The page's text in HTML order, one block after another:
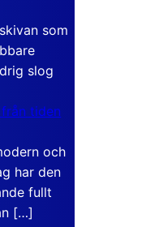
som
slog
tiden
och
har den
fullt
[…]